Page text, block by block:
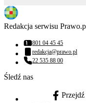
Redakcja serwisu
Numer telefonu:
801 04 45 45
Adres email:
redakcja@prawo.pl
Numer telefonu:
22 535 88 00
Śledź nas
facebook -